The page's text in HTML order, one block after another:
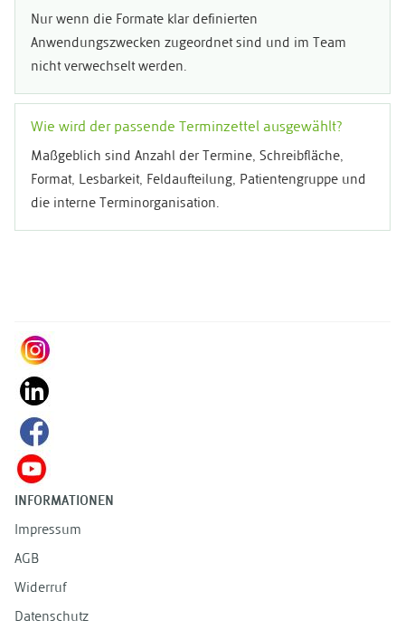
Nur wenn die Formate klar definierten
Anwendungszwecken zugeordnet sind und im Team
nicht verwechselt werden.
Wie wird der passende Terminzettel ausgewählt?
Maßgeblich sind Anzahl der Termine, Schreibfläche,
Format, Lesbarkeit, Feldaufteilung, Patientengruppe und
die interne Terminorganisation.
INFORMATIONEN
Impressum
AGB
Widerruf
Datenschutz